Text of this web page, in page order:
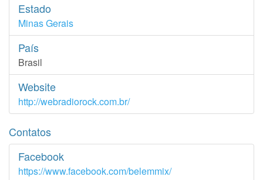
Estado
Minas Gerais
País
Brasil
Website
http://webradiorock.com.br/
Contatos
Facebook
https://www.facebook.com/belemmix/